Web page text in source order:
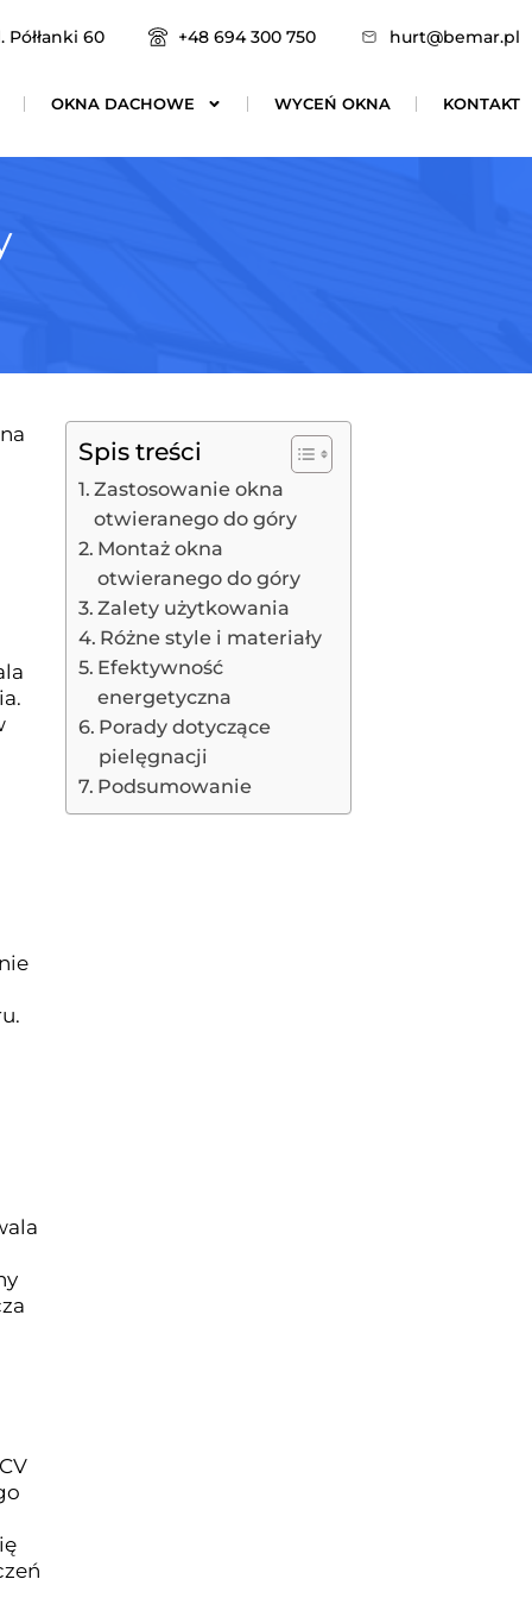
Półłanki 60 +48 694 300 750 hurt@bemar.pl
OKNA DACHOWE WYCEŃ OKNA KONTAKT
Spis treści
Zastosowanie okna
otwieranego do góry
Montaż okna
otwieranego do góry
Zalety użytkowania
Różne style i materiały
Efektywność
energetyczna
Porady dotyczące
pielęgnacji
Podsumowanie